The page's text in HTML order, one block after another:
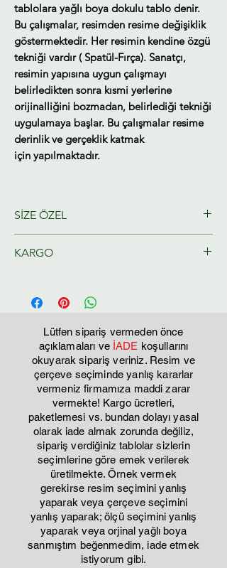
tablolara yağlı boya dokulu tablo denir.
Bu çalışmalar, resimden resime değişiklik
göstermektedir. Her resimin kendine özgü
tekniği vardır ( Spatül-Fırça). Sanatçı,
resimin yapısına uygun çalışmayı
belirledikten sonra kısmi yerlerine
orijinalliğini bozmadan, belirlediği tekniği
uygulamaya başlar. Bu çalışmalar resime
derinlik ve gerçeklik katmak
için yapılmaktadır.
SİZE ÖZEL
olarak hazırlanacaktır.
KARGO
Lütfen sipariş vermeden önce
açıklamaları ve İADE koşullarını
okuyarak sipariş veriniz. Resim ve
çerçeve seçiminde yanlış kararlar
vermeniz firmamıza maddi zarar
vermekte! Kargo ücretleri,
paketlemesi vs. bundan dolayı yasal
olarak iade almak zorunda değiliz,
sipariş verdiğiniz tablolar sizlerin
seçimlerine göre emek verilerek
üretilmekte. Örnek vermek
gerekirse resim seçimini yanlış
yaparak veya çerçeve seçimini
yanlış yaparak; ölçü seçimini yanlış
yaparak veya orjinal yağlı boya
sanmıştım beğenmedim, iade etmek
istiyorum gibi.